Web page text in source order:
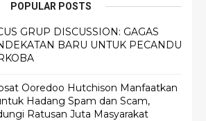
POPULAR POSTS
GRUP DISCUSSION: GAGAS
BARU UNTUK PECANDU
Ooredoo Hutchison Manfaatkan
Hadang Spam dan Scam,
Ratusan Juta Masyarakat